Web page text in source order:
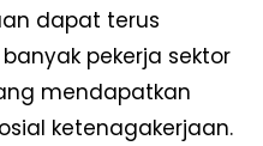
dapat terus
pekerja sektor
mendapatkan
ketenagakerjaan.